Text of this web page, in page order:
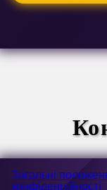
Загальні
конфіденційності